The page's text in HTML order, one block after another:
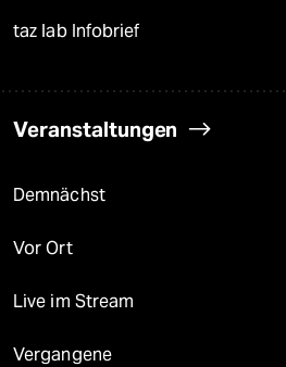
taz lab Infobrief
Veranstaltungen
Demnächst
Vor Ort
Live im Stream
Vergangene